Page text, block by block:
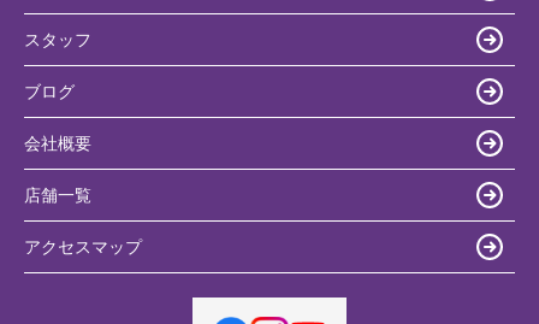
スタッフ
ブログ
会社概要
店舗一覧
アクセスマップ